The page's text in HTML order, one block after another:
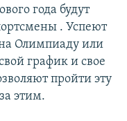
года будут
. Успеют
Олимпиаду или
график и свое
пройти эту
этим.